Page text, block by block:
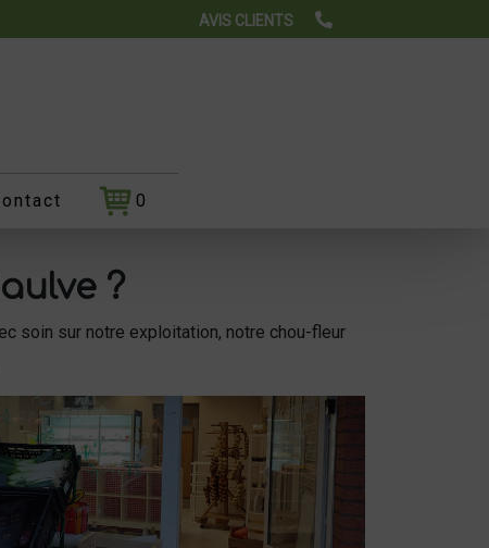
AVIS CLIENTS
0
?
soin sur notre exploitation, notre chou-fleur